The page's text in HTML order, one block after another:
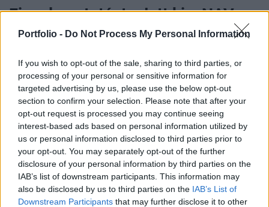
Portfolio - Do Not Process My Personal Information
If you wish to opt-out of the sale, sharing to third parties, or
processing of your personal or sensitive information for
targeted advertising by us, please use the below opt-out
section to confirm your selection. Please note that after your
opt-out request is processed you may continue seeing
interest-based ads based on personal information utilized by
us or personal information disclosed to third parties prior to
your opt-out. You may separately opt-out of the further
disclosure of your personal information by third parties on the
IAB’s list of downstream participants. This information may
also be disclosed by us to third parties on the IAB’s List of
Downstream Participants that may further disclose it to other
Figyelmeztetést adott ki a NAV a
vállalkozóknak
MTI
2020. március 09. 18:47
Az egyszerűsített vállalkozói adó (eva)
megszűnésével a volt eva-alanyoknak elszámoló
bevallást kell benyújtaniuk 2019-re - figyelmeztet
honlapján az adóhatóság.
Kecskemét - Merre tovább hazai kkv-k? - Versenyképesség
2026-banMerre tovább hazai kkv-k? - Versenyképesség